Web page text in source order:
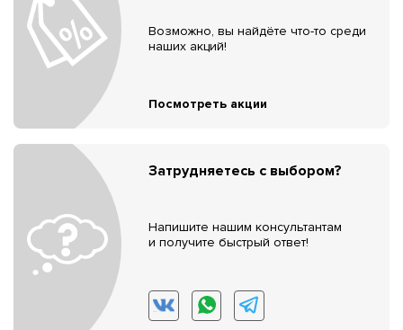
Возможно, вы найдёте что-то среди
наших акций!
Посмотреть акции
Затрудняетесь с выбором?
Напишите нашим консультантам
и получите быстрый ответ!